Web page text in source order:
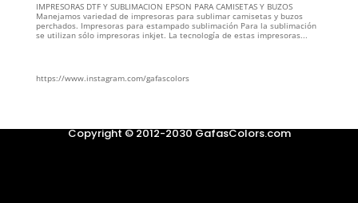
IMPRESORAS DTF Y SUBLIMACION EPSON PARA CAMISETAS Y BUZOS
Manejamos variedad de impresoras para sublimar camisetas y buzos
perchados. Impresoras para estampado sublimación Para la sublimación
se utilizan sólo impresoras inkjet. La tecnología de estas impresoras...
https://www.instagram.com/gafascolors
Copyright © 2012-2030 GafasColors.com